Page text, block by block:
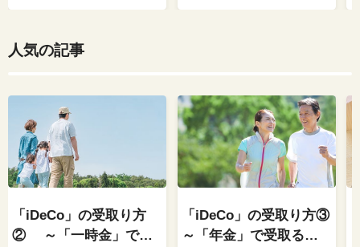
人気の記事
「iDeCo」の受取り方
② ～「一時金」で受
「iDeCo」の受取り方③
～「年金」で受取る場